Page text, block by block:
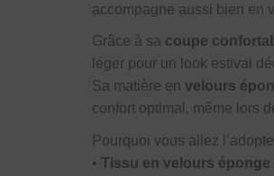
accompagne aussi bien en
Grâce à sa coupe
léger pour un look estival
Sa matière envelours
confort optimal, même lors
Pourquoi vous allez
•Tissu en velours